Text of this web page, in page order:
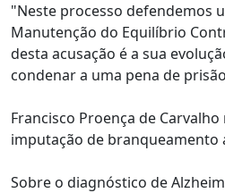
"Neste processo defendemos
Manutenção do Equilíbrio
desta acusação é a sua
condenar a uma pena de
Francisco Proença de
imputação de branqueamento
Sobre o diagnóstico de